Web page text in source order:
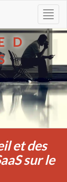
D
et des
sur le